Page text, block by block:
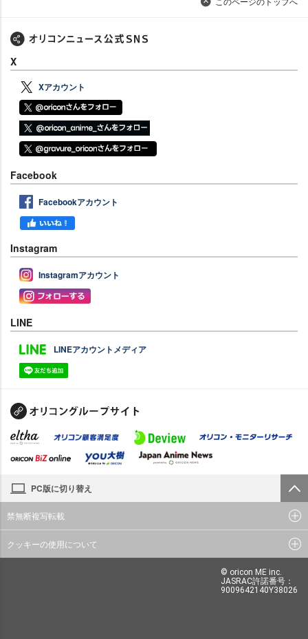
X
Xアカウント
Facebook
Facebookアカウント
Instagram
Instagramアカウント
LINE
LINEアカウントメディア
PC版に切り替え
禁無断複写転載
クッキーの使用について
© oricon ME inc.
JASRAC許諾番号：
9009642140Y38026